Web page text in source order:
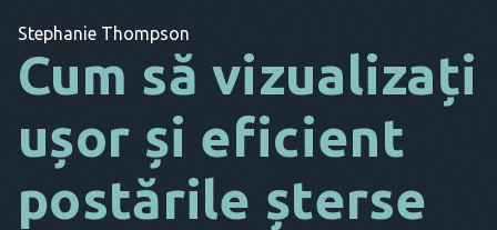
CS
DA
IT
Stephanie Thompson
Cum să vizualizați
ușor și eficient
postările șterse